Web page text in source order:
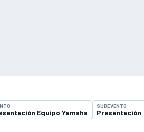
Equipo Yamaha
SUBEVENTO
Presentación